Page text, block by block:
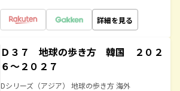
詳細を見る
Ｄ３７ 地球の歩き方 韓国 ２０２
６～２０２７
Dシリーズ（アジア） 地球の歩き方 海外